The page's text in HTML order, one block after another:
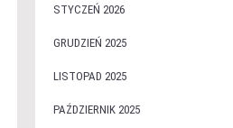
STYCZEŃ 2026
GRUDZIEŃ 2025
LISTOPAD 2025
PAŹDZIERNIK 2025